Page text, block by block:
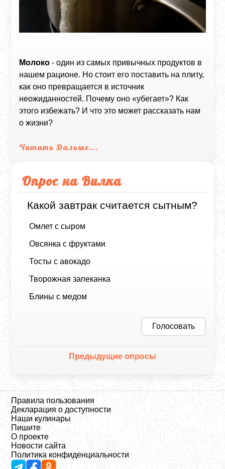
Молоко - один из самых привычных продуктов в
нашем рационе. Но стоит его поставить на плиту,
как оно превращается в источник
неожиданностей. Почему оно «убегает»? Как
этого избежать? И что это может рассказать нам
о жизни?
Читать Дальше...
Опрос на Вилка
Какой завтрак считается сытным?
Омлет с сыром
Овсянка с фруктами
Тосты с авокадо
Творожная запеканка
Блины с медом
Голосовать
Предыдущие опросы
Правила пользования
Декларация о доступности
Наши кулинары
Пишите
О проекте
Новости сайта
Политика конфиденциальности